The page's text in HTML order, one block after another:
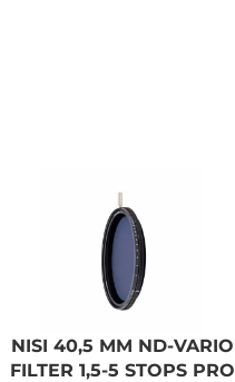
NISI 40,5 MM ND-VARIO
FILTER 1,5-5 STOPS PRO